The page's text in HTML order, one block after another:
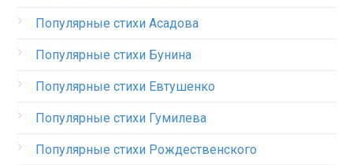
Популярные стихи Асадова
Популярные стихи Бунина
Популярные стихи Евтушенко
Популярные стихи Гумилева
Популярные стихи Рождественского